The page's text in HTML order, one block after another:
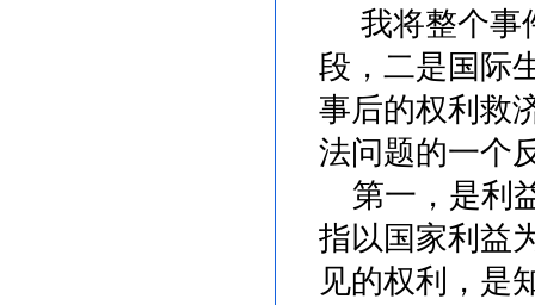
我将整个事
段，二是国际
事后的权利救
法问题的一个
第一，是利
指以国家利益
见的权利，是